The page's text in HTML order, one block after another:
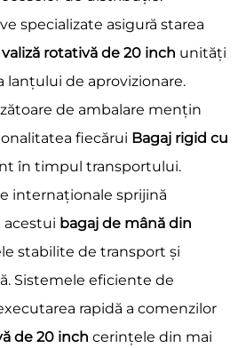
specializate asigură starea
valiză rotativă de 20 inch unități
lanțului de aprovizionare.
de ambalare mențin
fiecărui Bagaj rigid cu
în timpul transportului.
internaționale sprijină
acestui bagaj de mână din
stabilite de transport și
Sistemele eficiente de
rapidă a comenzilor
de 20 inch cerințele din mai